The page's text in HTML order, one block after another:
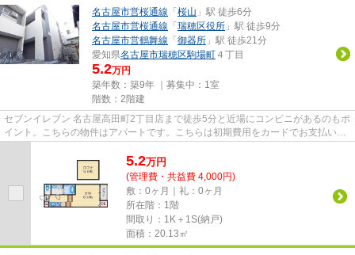
名古屋市営桜通線 「 桜山 」駅 徒歩6分
名古屋市営桜通線 「 瑞穂区役所 」駅 徒歩9分
名古屋市営鶴舞線 「 御器所 」駅 徒歩21分
愛知県名古屋市瑞穂区駒場町 ４丁目
5.2万円
築年数：築9年 ｜募集中： 1室
階数：2階建
セブンイレブン 名古屋高田町2丁目店まで徒歩5分と近場にコンビニがあるのもポ
イント。こちらの物件はアパートです。こちらは初期費用をカードでお支払いい
5.2万円
(管理費・共益費 4,000円)
敷：0ヶ月｜礼：0ヶ月
所在階：1階
間取り：1K＋1S(納戸)
面積：20.13㎡